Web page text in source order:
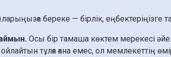
береке — бірлік, еңбектеріңізге
Осы бір тамаша көктем мерекесі
тұлға ғана емес, ол мемлекеттің